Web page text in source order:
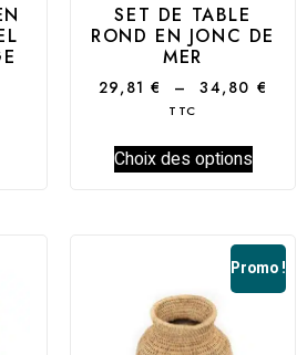
SET DE TABLE
ROND EN JONC DE
MER
29,81€ – 34,80 €
TTC
Choix des options
Promo !